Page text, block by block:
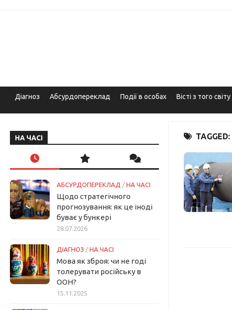
Діагноз Абсурдопереклад Події в особах Вісті з того світу
TAGGED:
НА ЧАСІ
АБСУРДОПЕРЕКЛАД / НА ЧАСІ
Щодо стратегічного
прогнозування: як це іноді
буває у бункері
28.07.2026
ДІАГНОЗ / НА ЧАСІ
Мова як зброя: чи не годі
толерувати російську в
ООН?
15.11.2025